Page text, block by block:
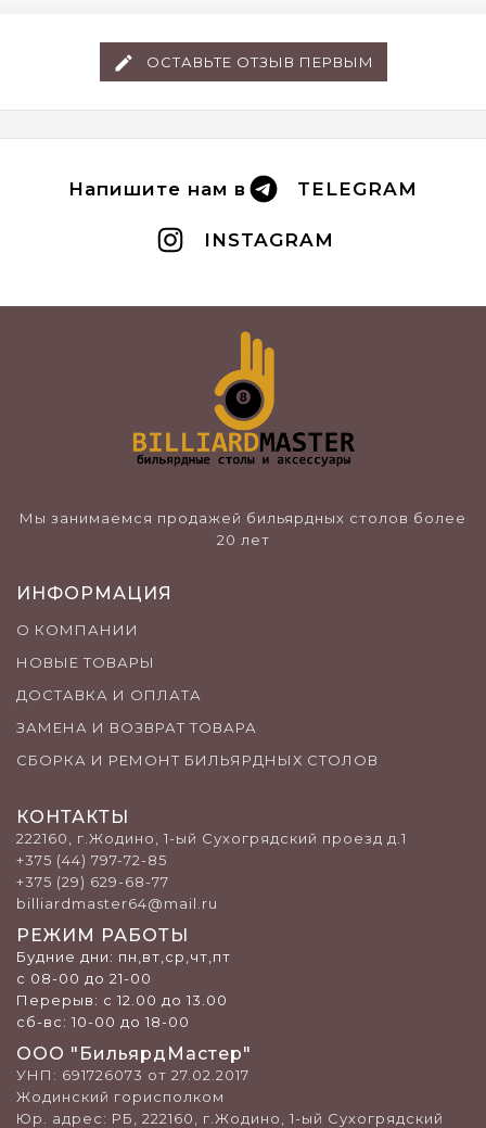
ОСТАВЬТЕ ОТЗЫВ ПЕРВЫМ
Напишите нам в TELEGRAM
INSTAGRAM
Мы занимаемся продажей бильярдных столов более
20 лет
ИНФОРМАЦИЯ
О КОМПАНИИ
НОВЫЕ ТОВАРЫ
ДОСТАВКА И ОПЛАТА
ЗАМЕНА И ВОЗВРАТ ТОВАРА
СБОРКА И РЕМОНТ БИЛЬЯРДНЫХ СТОЛОВ
КОНТАКТЫ
222160, г.Жодино, 1-ый Сухогрядский проезд д.1
+375 (44) 797-72-85
+375 (29) 629-68-77
billiardmaster64@mail.ru
РЕЖИМ РАБОТЫ
Будние дни: пн,вт,ср,чт,пт
с 08-00 до 21-00
Перерыв: c 12.00 до 13.00
сб-вс: 10-00 до 18-00
ООО "БильярдМастер"
УНП: 691726073 от 27.02.2017
Жодинский горисполком
Юр. адрес: РБ, 222160, г.Жодино, 1-ый Сухогрядский